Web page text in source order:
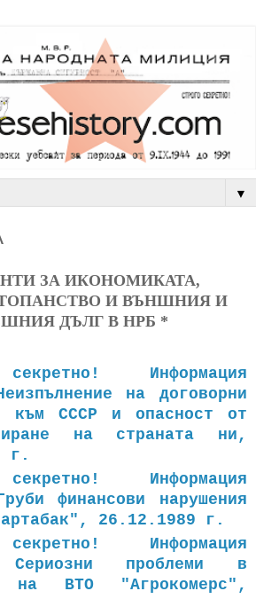
▼
ЗА ИКОНОМИКАТА,
И ВЪНШНИЯ И
ДЪЛГ В НРБ *
Информация
на договорни
към СССР и опасност от
на страната ни,
г.
Информация
финансови нарушения
26.12.1989 г.
Информация
Сериозни проблеми в
на ВТО "Агрокомерс",